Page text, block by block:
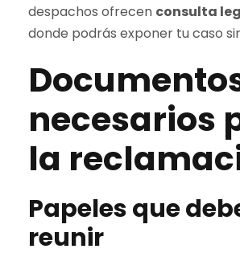
despachos ofrecen consulta
donde podrás exponer tu caso
necesarios
la
Papeles que
reunir